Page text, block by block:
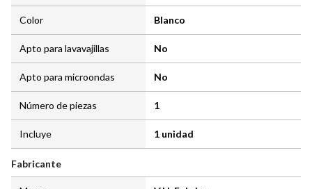
Color Blanco
Apto para lavavajillas No
Apto para microondas No
Número de piezas 1
Incluye 1 unidad
Fabricante